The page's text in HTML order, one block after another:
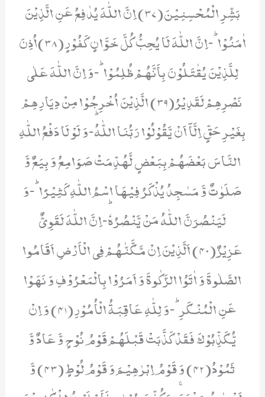
بَشِّرِ الْمُحْسِنِیْنَ(37) اِنَّ اللّٰهَ یُدٰفِعُ عَنِ الَّذِیْنَ
اٰمَنُوْاؕ-اِنَّ اللّٰهَ لَا یُحِبُّ كُلَّ خَوَّانٍ كَفُوْرٍ(38)اُذِنَ
لِلَّذِیْنَ یُقٰتَلُوْنَ بِاَنَّهُمْ ظُلِمُوْاؕ-وَ اِنَّ اللّٰهَ عَلٰى
نَصْرِهِمْ لَقَدِیْرُ(39) الَّذِیْنَ اُخْرِجُوْا مِنْ دِیَارِهِمْ
بِغَیْرِ حَقٍّ اِلَّاۤ اَنْ یَّقُوْلُوْا رَبُّنَا اللّٰهُؕ-وَ لَوْ لَا دَفْعُ اللّٰهِ
النَّاسَ بَعْضَهُمْ بِبَعْضٍ لَّهُدِّمَتْ صَوَامِعُ وَ بِیَعٌ وَّ
صَلَوٰتٌ وَّ مَسٰجِدُ یُذْكَرُ فِیْهَا اسْمُ اللّٰهِ كَثِیْرًاؕ-وَ
لَیَنْصُرَنَّ اللّٰهُ مَنْ یَّنْصُرُهٗؕ-اِنَّ اللّٰهَ لَقَوِیٌّ
عَزِیْزٌ(40) اَلَّذِیْنَ اِنْ مَّكَّنّٰهُمْ فِی الْاَرْضِ اَقَامُوا
الصَّلٰوةَ وَ اٰتَوُا الزَّكٰوةَ وَ اَمَرُوْا بِالْمَعْرُوْفِ وَ نَهَوْا
عَنِ الْمُنْكَرِؕ-وَ لِلّٰهِ عَاقِبَةُ الْاُمُوْرِ(41) وَ اِنْ
یُّكَذِّبُوْكَ فَقَدْ كَذَّبَتْ قَبْلَهُمْ قَوْمُ نُوْحٍ وَّ عَادٌ وَّ
ثَمُوْدُ(42) وَ قَوْمُ اِبْرٰهِیْمَ وَ قَوْمُ لُوْطٍ(43) وَّ